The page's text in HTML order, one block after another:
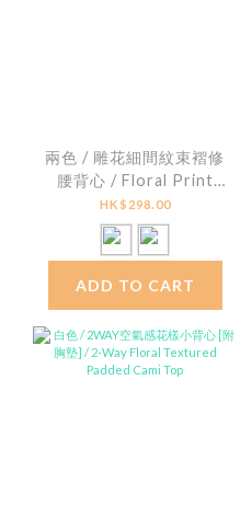
兩色 / 雕花細間紋束褶修
腰背心 / Floral Print
Striped Smocked
Peplum Top
HK$298.00
ADD TO CART